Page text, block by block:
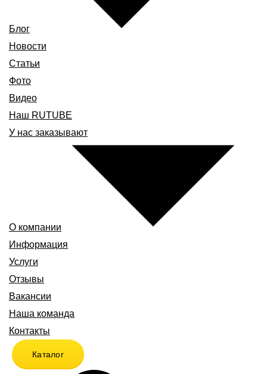
Блог
Новости
Статьи
Фото
Видео
Наш RUTUBE
У нас заказывают
О компании
Информация
Услуги
Отзывы
Вакансии
Наша команда
Контакты
Каталог